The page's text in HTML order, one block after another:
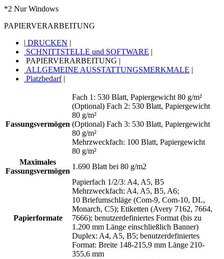
*2 Nur Windows
PAPIERVERARBEITUNG
| DRUCKEN |
SCHNITTSTELLE und SOFTWARE |
PAPIERVERARBEITUNG |
ALLGEMEINE AUSSTATTUNGSMERKMALE |
Platzbedarf|
Fassungsvermögen
Fach 1: 530 Blatt, Papiergewicht 80 g/m²
(Optional) Fach 2: 530 Blatt, Papiergewicht
80 g/m²
(Optional) Fach 3: 530 Blatt, Papiergewicht
80 g/m²
Mehrzweckfach: 100 Blatt, Papiergewicht
80 g/m²
Maximales
Fassungsvermögen
1.690 Blatt bei 80 g/m2
Papierformate
Papierfach 1/2/3: A4, A5, B5
Mehrzweckfach: A4, A5, B5, A6;
10 Briefumschläge (Com-9, Com-10, DL,
Monarch, C5); Etiketten (Avery 7162, 7664,
7666); benutzerdefiniertes Format (bis zu
1.200 mm Länge einschließlich Banner)
Duplex: A4, A5, B5; benutzerdefiniertes
Format: Breite 148-215,9 mm Länge 210-
355,6 mm